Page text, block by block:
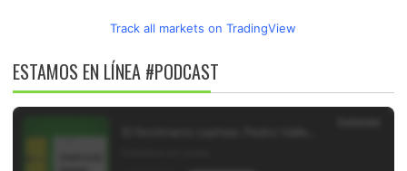
Track all markets on TradingView
ESTAMOS EN LÍNEA #PODCAST